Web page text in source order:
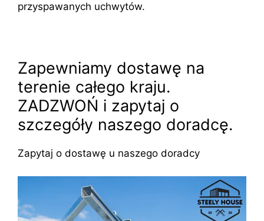
przyspawanych uchwytów.
Zapewniamy dostawę na
terenie całego kraju.
ZADZWOŃ i zapytaj o
szczegóły naszego doradcę.
Zapytaj o dostawę u naszego doradcy